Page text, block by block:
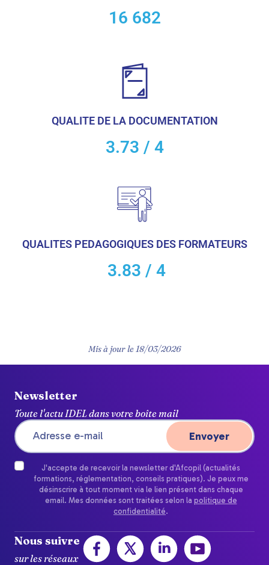
16 682
QUALITE DE LA DOCUMENTATION
3.73 / 4
QUALITES PEDAGOGIQUES DES FORMATEURS
3.83 / 4
Mis à jour le18/03/2026
Newsletter
Toute l'actu IDEL dans votre boîte mail
J'accepte de recevoir la newsletter d'Afcopil (actualités
formations, réglementation, conseils pratiques). Je peux me
désinscrire à tout moment via le lien présent dans chaque
email. Mes données sont traitées selon la politique de
confidentialité.
Nous suivre
sur les réseaux